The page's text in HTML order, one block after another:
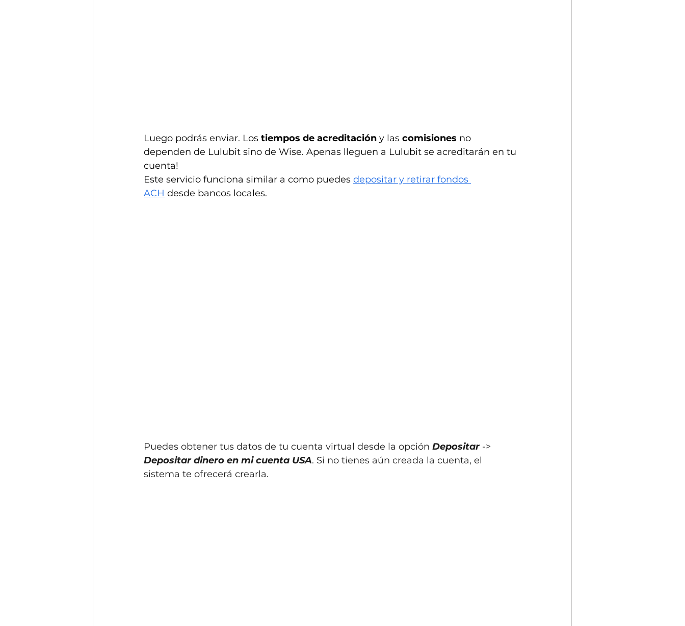
Luego podrás enviar. Los tiempos de acreditación y las comisiones no
dependen de Lulubit sino de Wise. Apenas lleguen a Lulubit se acreditarán en tu
cuenta!
Este servicio funciona similar a como puedes depositar y retirar fondos
ACH desde bancos locales.
Puedes obtener tus datos de tu cuenta virtual desde la opción Depositar ->
Depositar dinero en mi cuenta USA. Si no tienes aún creada la cuenta, el
sistema te ofrecerá crearla.